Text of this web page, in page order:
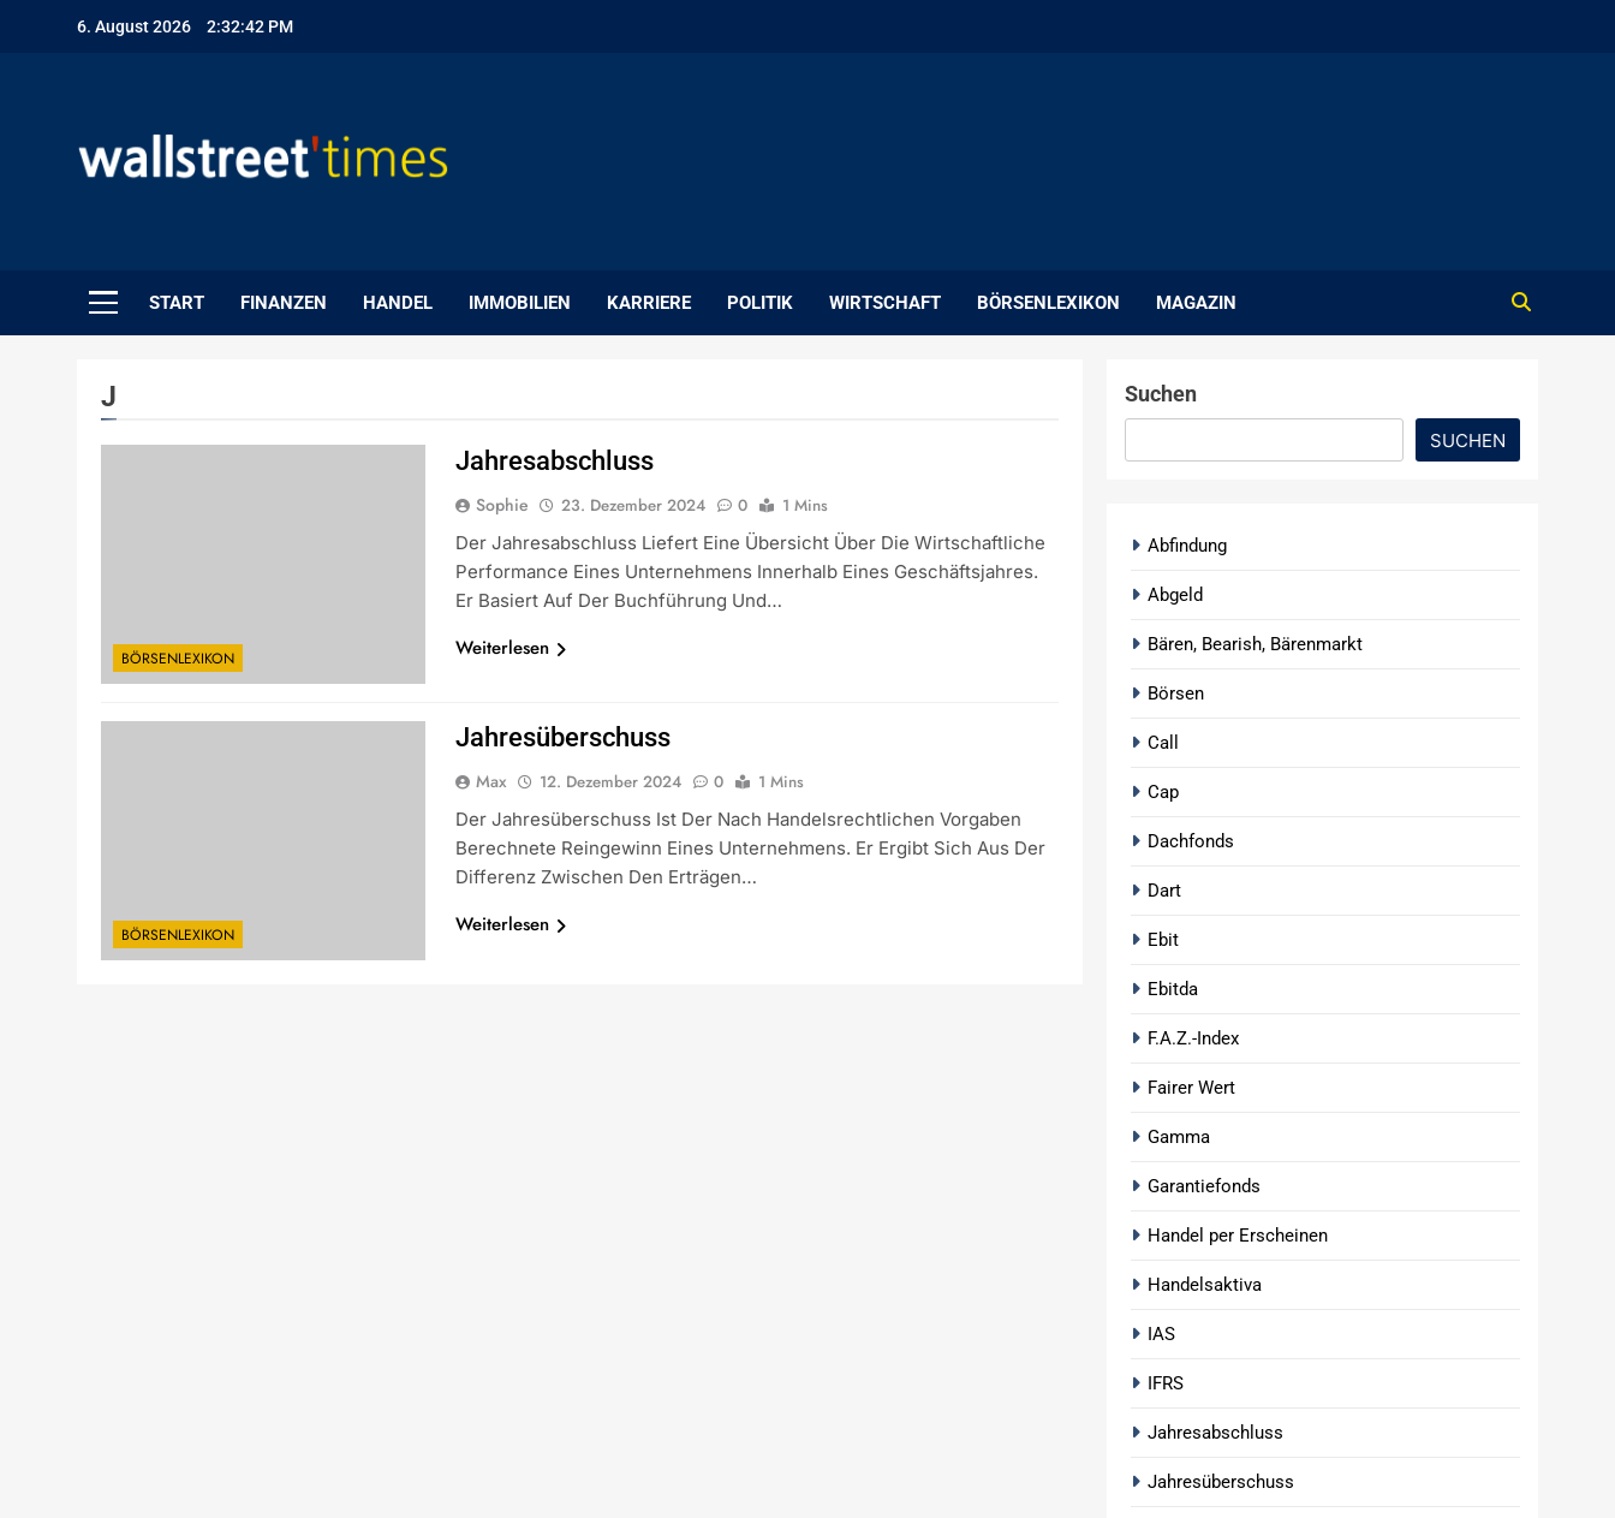
6. August 2026 2:32:43 PM
START FINANZEN HANDEL IMMOBILIEN KARRIERE POLITIK WIRTSCHAFT BÖRSENLEXIKON MAGAZIN
J
BÖRSENLEXIKON
Jahresabschluss
Sophie 23. Dezember 2024 0
1 Mins
Der Jahresabschluss Liefert Eine Übersicht Über Die Wirtschaftliche
Performance Eines Unternehmens Innerhalb Eines Geschäftsjahres.
Er Basiert Auf Der Buchführung Und…
Weiterlesen
BÖRSENLEXIKON
Jahresüberschuss
Max 12. Dezember 2024 0
1 Mins
Der Jahresüberschuss Ist Der Nach Handelsrechtlichen Vorgaben
Berechnete Reingewinn Eines Unternehmens. Er Ergibt Sich Aus Der
Differenz Zwischen Den Erträgen…
Weiterlesen
Suchen
SUCHEN
Abfindung
Abgeld
Bären, Bearish, Bärenmarkt
Börsen
Call
Cap
Dachfonds
Dart
Ebit
Ebitda
F.A.Z.-Index
Fairer Wert
Gamma
Garantiefonds
Handel per Erscheinen
Handelsaktiva
IAS
IFRS
Jahresabschluss
Jahresüberschuss